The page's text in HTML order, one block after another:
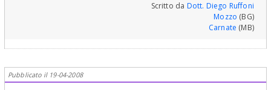
Scritto da Dott. Diego Ruffoni
Mozzo (BG)
Carnate (MB)
Pubblicato il 19-04-2008